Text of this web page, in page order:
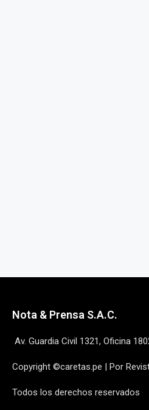
Nota & Prensa S.A.C.
Av. Guardia Civil 1321, Oficina
Copyright ©caretas.pe | Por
Todos los derechos reservados